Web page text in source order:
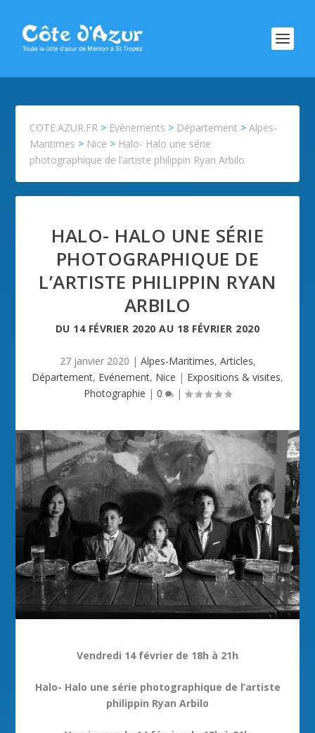
COTE.AZUR.FR > Evénements > Département >Alpes-
Maritimes > Nice > Halo- Halo une série
photographique de l’artiste philippin Ryan Arbilo
HALO- HALO UNE SÉRIE
PHOTOGRAPHIQUE DE
L’ARTISTE PHILIPPIN RYAN
ARBILO
DU 14 FÉVRIER 2020 AU 18 FÉVRIER 2020
27 janvier 2020 | Alpes-Maritimes, Articles,
Département, Evénement, Nice | Expositions & visites,
Photographie | 0 |
Vendredi 14 février de 18h à 21h
Halo- Halo une série photographique de l’artiste
philippin Ryan Arbilo